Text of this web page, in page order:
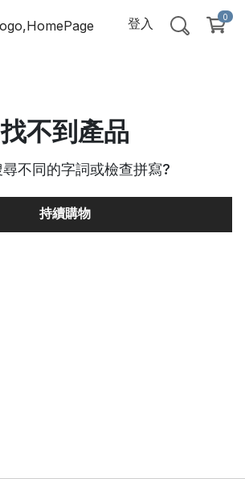
登入 0
找不到產品
不同的字詞或檢查拼寫?
持續購物